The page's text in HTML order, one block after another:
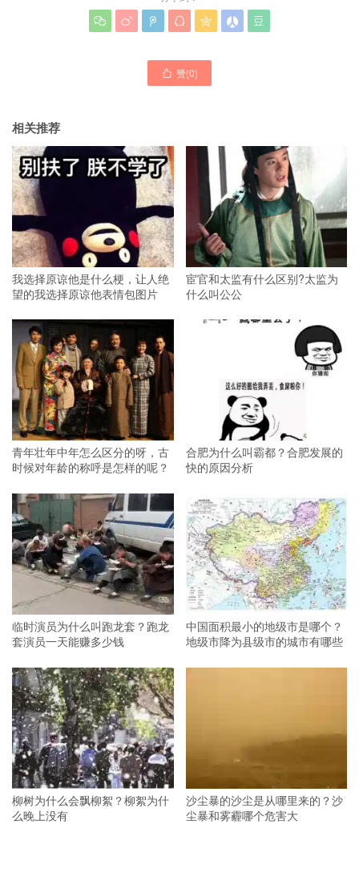
      
 赞(0)
相关推荐
我选择原谅他是什么梗，让人绝
望的我选择原谅他表情包图片
宦官和太监有什么区别?太监为
什么叫公公
青年壮年中年怎么区分的呀，古
时候对年龄的称呼是怎样的呢？
合肥为什么叫霸都？合肥发展的
快的原因分析
临时演员为什么叫跑龙套？跑龙
套演员一天能赚多少钱
中国面积最小的地级市是哪个？
地级市降为县级市的城市有哪些
柳树为什么会飘柳絮？柳絮为什
么晚上没有
沙尘暴的沙尘是从哪里来的？沙
尘暴和雾霾哪个危害大